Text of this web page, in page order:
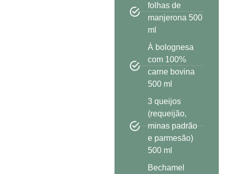
folhas de
manjerona 500
ml
À bolognesa
com 100%
carne bovina
500 ml
3 queijos
(requeijão,
minas padrão
e parmesão)
500 ml
Bechamel